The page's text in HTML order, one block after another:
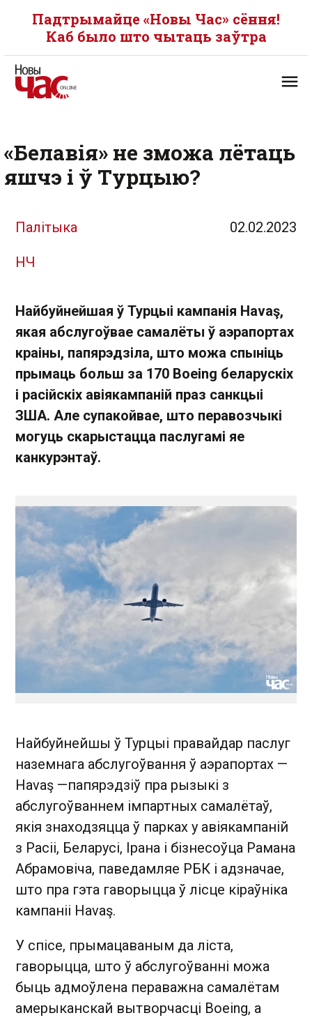
Падтрымайце «Новы Час» сёння!
Каб было што чытаць заўтра
«Белавія» не зможа лётаць
яшчэ і ў Турцыю?
Палітыка 02.02.2023
НЧ
Найбуйнейшая ў Турцыі кампанія Havaş,
якая абслугоўвае самалёты ў аэрапортах
краіны, папярэдзіла, што можа спыніць
прымаць больш за 170 Boeing беларускіх
і расійскіх авіякампаній праз санкцыі
ЗША. Але супакойвае, што перавозчыкі
могуць скарыстацца паслугамі яе
канкурэнтаў.
Найбуйнейшы ў Турцыі правайдар паслуг
наземнага абслугоўвання ў аэрапортах —
Havaş —папярэдзіў пра рызыкі з
абслугоўваннем імпартных самалётаў,
якія знаходзяцца ў парках у авіякампаній
з Расіі, Беларусі, Ірана і бізнесоўца Рамана
Абрамовіча, паведамляе РБК і адзначае,
што пра гэта гаворыцца ў лісце кіраўніка
кампаніі Havaş.
У спісе, прымацаваным да ліста,
гаворыцца, што ў абслугоўванні можа
быць адмоўлена пераважна самалётам
амерыканскай вытворчасці Boeing, а